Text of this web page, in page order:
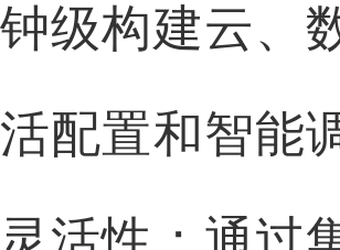
级构建云、
配置和智能